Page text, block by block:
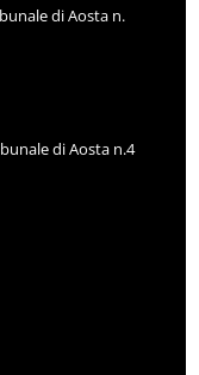
di Aosta n.
di Aosta n.4